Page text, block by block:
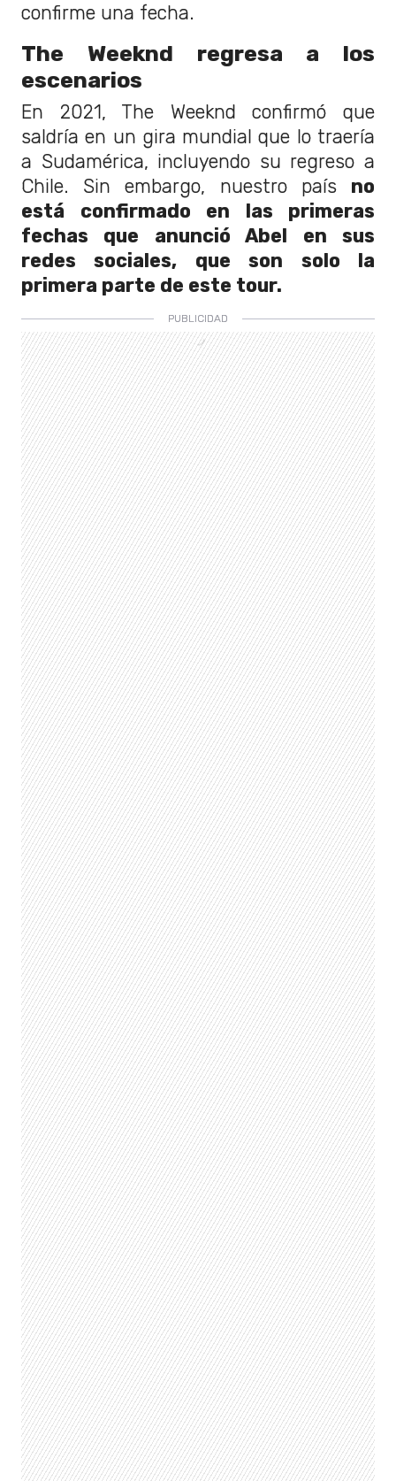
confirme una fecha.
The Weeknd regresa a los
escenarios
En 2021, The Weeknd confirmó que
saldría en un gira mundial que lo traería
a Sudamérica, incluyendo su regreso a
Chile. Sin embargo, nuestro país no
está confirmado en las primeras
fechas que anunció Abel en sus
redes sociales, que son solo la
primera parte de este tour.